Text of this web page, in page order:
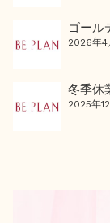
ゴール
2026年4
冬季休
2025年12